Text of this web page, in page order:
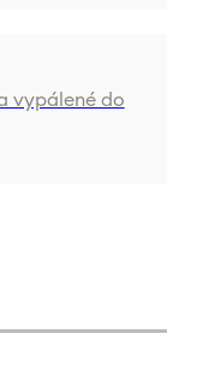
vypálené do